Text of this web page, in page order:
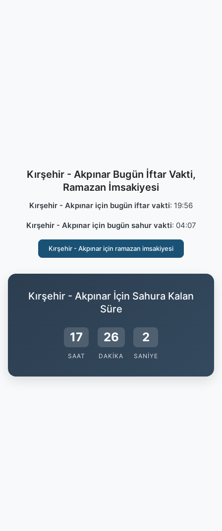
Kırşehir - Akpınar Bugün İftar Vakti,
Ramazan İmsakiyesi
Kırşehir - Akpınar için bugün iftar vakti: 19:56
Kırşehir - Akpınar için bugün sahur vakti: 04:07
Kırşehir - Akpınar için ramazan imsakiyesi
Kırşehir - Akpınar İçin Sahura Kalan
Süre
17
SAAT
26
DAKIKA
1
SANIYE